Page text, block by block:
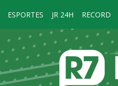
ESPORTES JR 24H RECORD